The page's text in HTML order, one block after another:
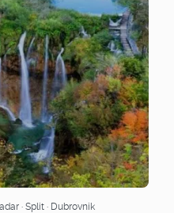
· Split · Dubrovnik